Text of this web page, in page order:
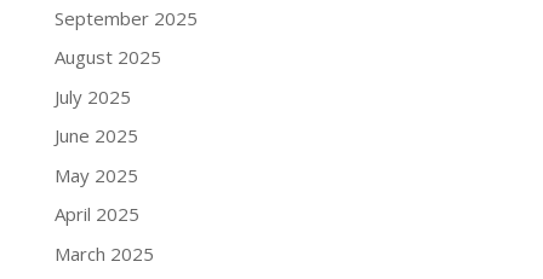
September 2025
August 2025
July 2025
June 2025
May 2025
April 2025
March 2025